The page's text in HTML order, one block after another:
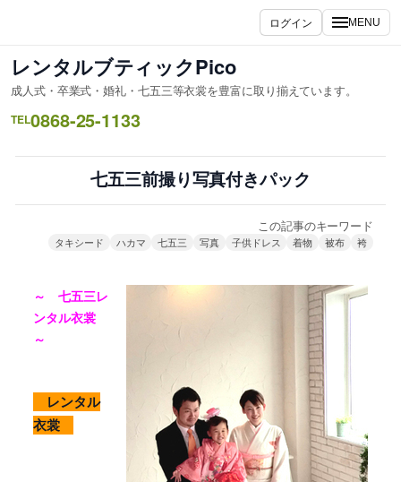
を
ス
キ
ッ
ログイン MENU
レンタルブティックPico
成人式・卒業式・婚礼・七五三等衣裳を豊富に取り揃えています。
TEL0868-25-1133
七五三前撮り写真付きパック
この記事のキーワード
タキシード ハカマ 七五三 写真 子供ドレス 着物 被布 袴
～ 七五三レ
ンタル衣裳
～
レンタル
衣裳